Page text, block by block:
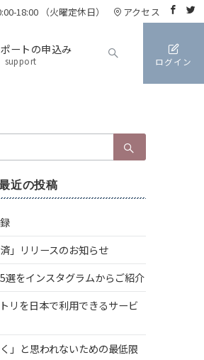
18:00 （火曜定休日） アクセス
ートの申込み
support ログイン
近の投稿
」リリースのお知らせ
選をインスタグラムからご紹介
リを日本で利用できるサービ
」と思われないための最低限